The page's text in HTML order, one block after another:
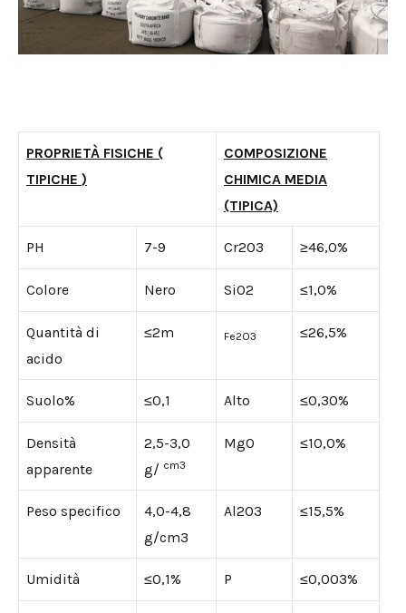
PROPRIETÀ FISICHE (
TIPICHE )
COMPOSIZIONE
CHIMICA MEDIA
(TIPICA)
PH 7-9 Cr2O3 ≥46,0%
Colore Nero SiO2 ≤1,0%
Quantità di
acido
≤2m Fe2O3 ≤26,5%
Suolo% ≤0,1 Alto ≤0,30%
Densità
apparente
2,5-3,0
g/ cm3
MgO ≤10,0%
Peso specifico
4,0-4,8
g/cm3
Al2O3 ≤15,5%
Umidità ≤0,1% P ≤0,003%